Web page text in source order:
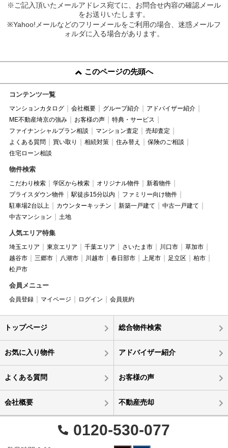
※ご記入頂いたメールアドレス宛てに、お問合せ内容の確認メール
をお送りいたします。
※Yahoo!メールなどのフリーメールをご利用の場合、迷惑メールフ
ォルダに入る場合があります。
このページの先頭へ
コンテンツ一覧
マンションカタログ 会社概要 グループ紹介
アドバイザー紹介
ME不動産埼京の強み
お客様の声
特典・サービス
ファイナンシャルプラン相談
マンション査定
売却査定
よくある質問
買い取り 相続対策 住み替え
保険のご相談
住宅ローン相談
物件検索
こだわり検索 学区から検索 オリジナル物件
新着物件
プライスダウン物件
駅徒歩15分以内
ファミリー向け物件
駐車場2台以上
カウンターキッチン 新築一戸建て
中古一戸建て
中古マンション
土地
人気エリア特集
埼玉エリア 東京エリア 千葉エリア さいたま市 川口市
草加市
越谷市
三郷市 八潮市 川越市 春日部市 上尾市 足立区
柏市
松戸市
会員メニュー
会員登録 マイページ ログイン 会員規約
トップページ 総合物件検索
お気に入り物件 アドバイザー紹介
よくある質問 お客様の声
会社概要 不動産売却
0120-530-077